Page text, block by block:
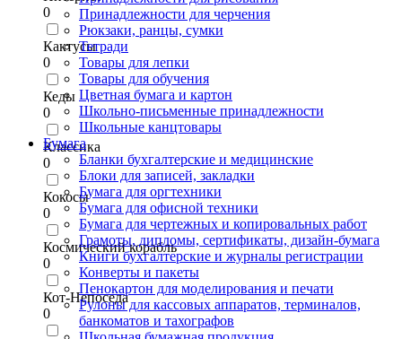
0
Кактусы
0
Кеды
0
Классика
0
Кокосы
0
Космический корабль
0
Кот-Непоседа
0
Принадлежности для черчения
Рюкзаки, ранцы, сумки
Тетради
Товары для лепки
Товары для обучения
Цветная бумага и картон
Школьно-письменные принадлежности
Школьные канцтовары
Бумага
Бланки бухгалтерские и медицинские
Блоки для записей, закладки
Бумага для оргтехники
Бумага для офисной техники
Бумага для чертежных и копировальных работ
Грамоты, дипломы, сертификаты, дизайн-бумага
Книги бухгалтерские и журналы регистрации
Конверты и пакеты
Пенокартон для моделирования и печати
Рулоны для кассовых аппаратов, терминалов,
банкоматов и тахографов